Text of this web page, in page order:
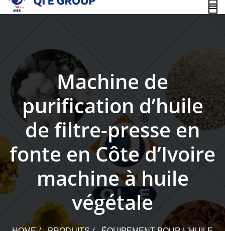
content
Machine de
purification d’huile
de filtre-presse en
fonte en Côte d’Ivoire
machine à huile
végétale